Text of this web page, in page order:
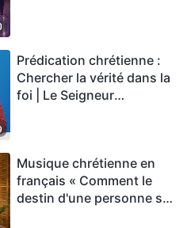
Prédication chrétienne :
Chercher la vérité dans la
foi | Le Seigneur
Musique chrétienne en
français « Comment le
destin d'une personne se